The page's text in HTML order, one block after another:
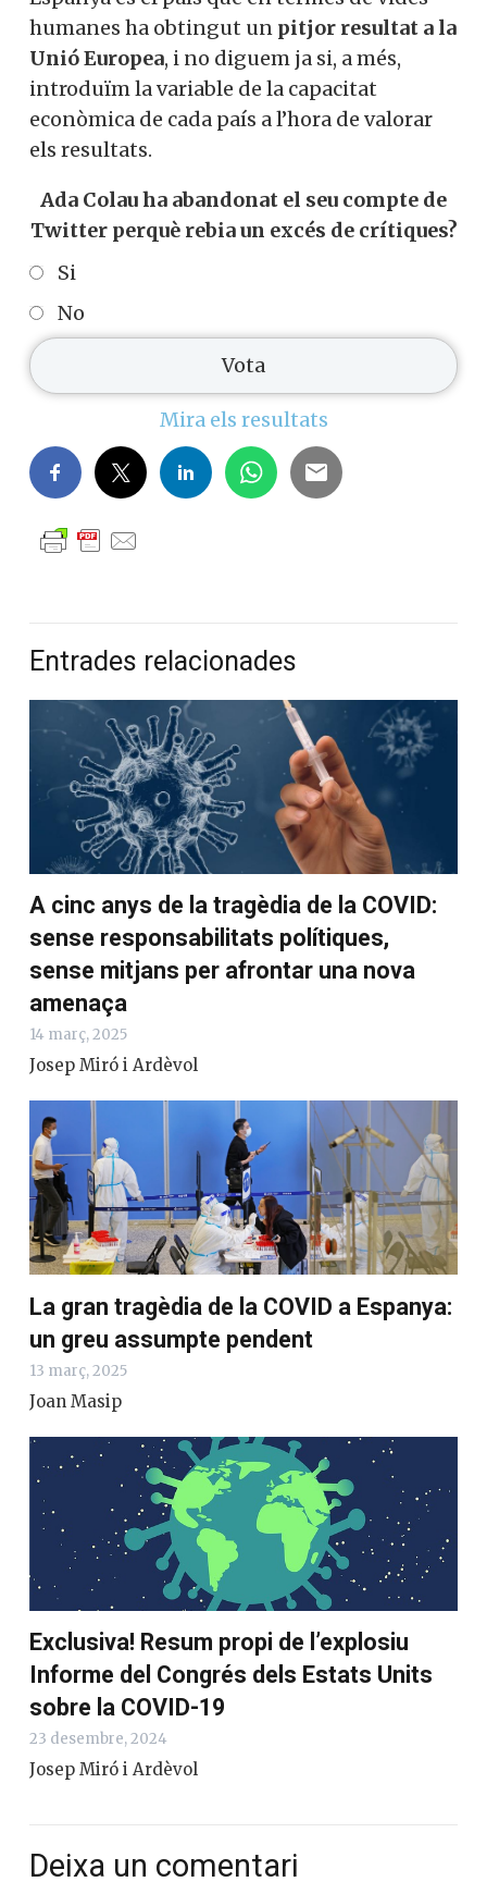
humanes ha obtingut un pitjor resultat a la
Unió Europea, i no diguem ja si, a més,
introduïm la variable de la capacitat
econòmica de cada país a l’hora de valorar
els resultats.
Ada Colau ha abandonat el seu compte de
Twitter perquè rebia un excés de crítiques?
Si
No
Mira els resultats
Entrades relacionades
A cinc anys de la tragèdia de la COVID:
sense responsabilitats polítiques,
sense mitjans per afrontar una nova
amenaça
14 març, 2025
Josep Miró i Ardèvol
La gran tragèdia de la COVID a Espanya:
un greu assumpte pendent
13 març, 2025
Joan Masip
Exclusiva! Resum propi de l’explosiu
Informe del Congrés dels Estats Units
sobre la COVID-19
23 desembre, 2024
Josep Miró i Ardèvol
Deixa un comentari